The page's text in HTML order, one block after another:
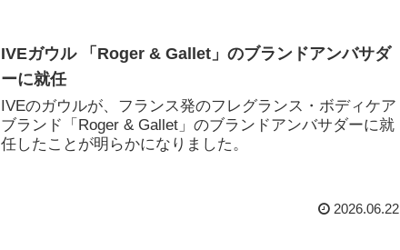
IVEガウル 「Roger & Gallet」のブランドアンバサダ
ーに就任
IVEのガウルが、フランス発のフレグランス・ボディケア
ブランド「Roger & Gallet」のブランドアンバサダーに就
任したことが明らかになりました。
2026.06.22